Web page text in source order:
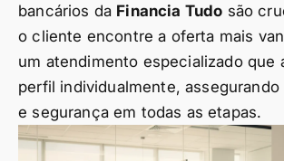
bancários da Financia Tudo são
o cliente encontre a oferta mais
um atendimento especializado que
perfil individualmente,
e segurança em todas as etapas.